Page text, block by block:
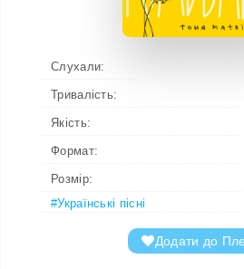
Слухали:
Тривалість:
Якість:
Формат:
Розмір:
#Українські пісні
Додати до